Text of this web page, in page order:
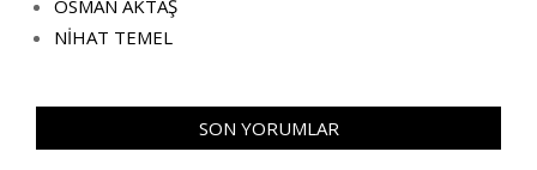
OSMAN AKTAŞ
NİHAT TEMEL
SON YORUMLAR